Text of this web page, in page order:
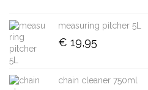
measuring pitcher 5L
€ 19,95
chain cleaner 750ml